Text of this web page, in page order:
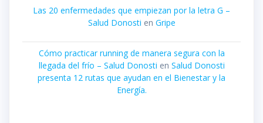
Las 20 enfermedades que empiezan por la letra G –
Salud Donosti en Gripe
Cómo practicar running de manera segura con la
llegada del frío – Salud Donosti en Salud Donosti
presenta 12 rutas que ayudan en el Bienestar y la
Energía.